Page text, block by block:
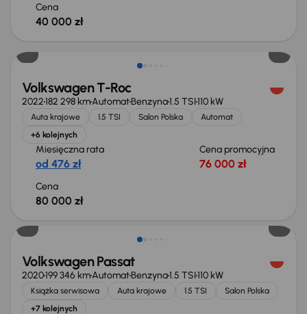
Cena
40 000 zł
Volkswagen T-Roc
2022182 298 kmAutomatBenzyna1.5 TSI110 kW
Auta krajowe 1.5 TSI Salon Polska
Automat
+6 kolejnych
Miesięczna rata
od 476 zł
Cena promocyjna
76 000 zł
Cena
80 000 zł
Volkswagen Passat
2020199 346 kmAutomatBenzyna1.5 TSI110 kW
Książka serwisowa Auta krajowe 1.5 TSI
Salon Polska
+7 kolejnych